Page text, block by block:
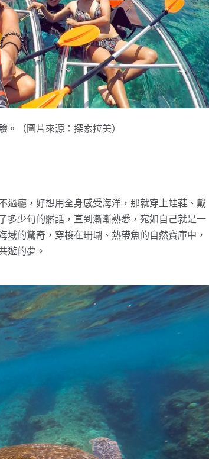
。（圖片來源：探索拉美）
過癮，好想用全身感受海洋，那就穿上蛙鞋、戴
多少句的髒話，直到漸漸熟悉，宛如自己就是一
的驚奇，穿梭在珊瑚、熱帶魚的自然寶庫中，
遊的夢。